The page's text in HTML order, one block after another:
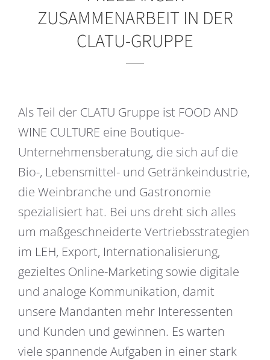
ZUSAMMENARBEIT IN DER
CLATU-GRUPPE
Als Teil der CLATU Gruppe ist FOOD AND
WINE CULTURE eine Boutique-
Unternehmensberatung, die sich auf die
Bio-, Lebensmittel- und Getränkeindustrie,
die Weinbranche und Gastronomie
spezialisiert hat. Bei uns dreht sich alles
um maßgeschneiderte Vertriebsstrategien
im LEH, Export, Internationalisierung,
gezieltes Online-Marketing sowie digitale
und analoge Kommunikation, damit
unsere Mandanten mehr Interessenten
und Kunden und gewinnen. Es warten
viele spannende Aufgaben in einer stark